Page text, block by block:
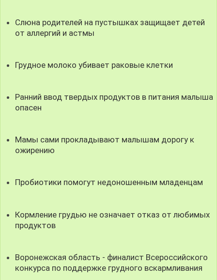
Слюна родителей на пустышках защищает детей
от аллергий и астмы
Грудное молоко убивает раковые клетки
Ранний ввод твердых продуктов в питания малыша
опасен
Мамы сами прокладывают малышам дорогу к
ожирению
Пробиотики помогут недоношенным младенцам
Кормление грудью не означает отказ от любимых
продуктов
Воронежская область - финалист Всероссийского
конкурса по поддержке грудного вскармливания